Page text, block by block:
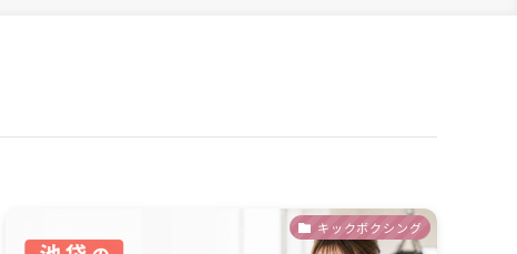
キックボクシング